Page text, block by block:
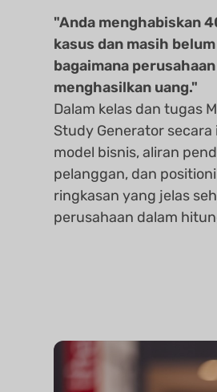
"Anda menghabiskan
kasus dan masih
bagaimana
menghasilkan uang."
Dalam kelas dan tugas
Study Generator
model bisnis, aliran
pelanggan, dan
ringkasan yang jelas
perusahaan dalam